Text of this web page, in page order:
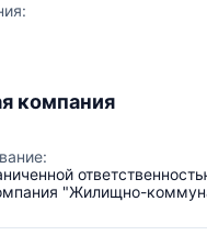
компания
"Жилищно-